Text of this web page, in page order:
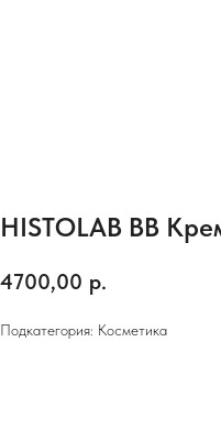
HISTOLAB ВВ
4700,00 р.
Подкатегория: Косметика